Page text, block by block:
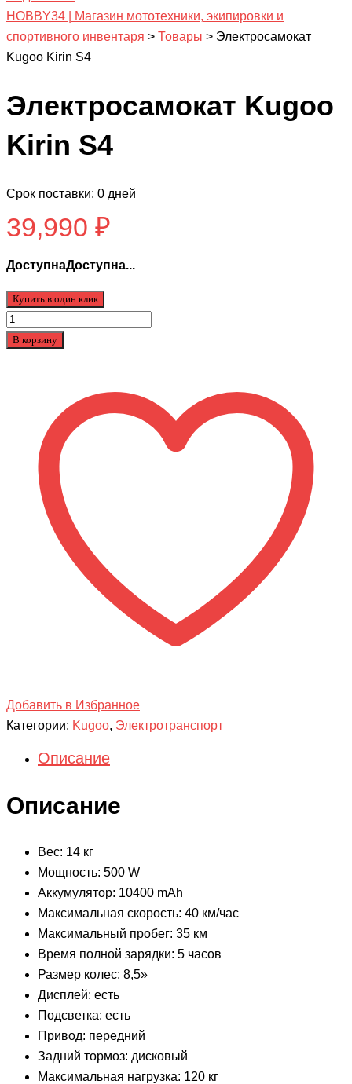
HOBBY34 | Магазин мототехники, экипировки и
спортивного инвентаря > Товары > Электросамокат
Kugoo Kirin S4
Электросамокат Kugoo
Kirin S4
Срок поставки: 0 дней
39,990 ₽
ДоступнаДоступна...
Купить в один клик
Количество
товара
В корзину
Добавить в Избранное
Категории: Kugoo, Электротранспорт
Описание
Описание
Вес: 14 кг
Мощность: 500 W
Аккумулятор: 10400 mAh
Максимальная скорость: 40 км/час
Максимальный пробег: 35 км
Время полной зарядки: 5 часов
Размер колес: 8,5»
Дисплей: есть
Подсветка: есть
Привод: передний
Задний тормоз: дисковый
Максимальная нагрузка: 120 кг